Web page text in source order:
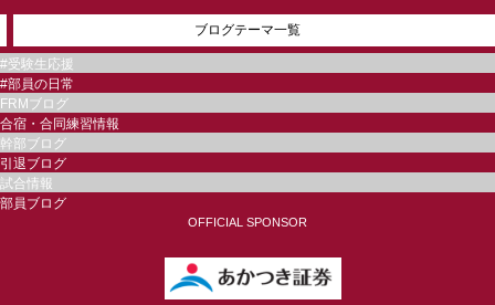
ブログテーマ一覧
#受験生応援
#部員の日常
FRMブログ
合宿・合同練習情報
幹部ブログ
引退ブログ
試合情報
部員ブログ
OFFICIAL SPONSOR